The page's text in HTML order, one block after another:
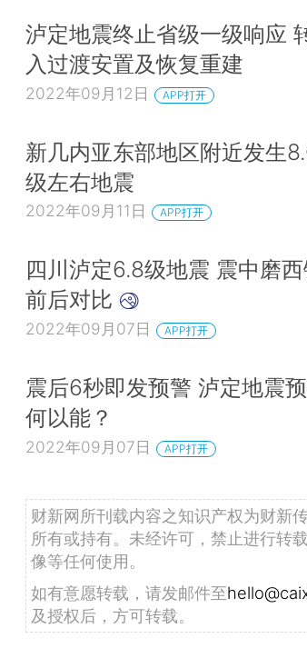
泸定地震终止省级一级响应
入过渡安置及恢复重建
2022年09月12日 APP打开
新几内亚东部地区附近发生
级左右地震
2022年09月11日 APP打开
四川泸定6.8级地震 震中磨
前后对比
2022年09月07日 APP打开
震后6秒即发预警 泸定地震
何以能？
2022年09月07日 APP打开
财新网所刊载内容之知识产权为财新
所有或持有。未经许可，禁止进行转
像等任何使用。
如有意愿转载，请发邮件至
及授权后，方可转载。